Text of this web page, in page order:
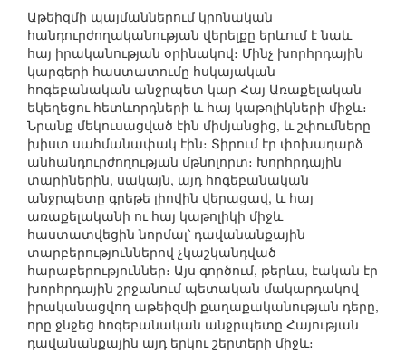
Աթեիզմի պայմաններում կրոնական
հանդուրժողականության վերելքը երևում է նաև
հայ իրականության օրինակով։ Մինչ խորհրդային
կարգերի հաստատումը հսկայական
հոգեբանական անջրպետ կար Հայ Առաքելական
եկեղեցու հետևորդների և հայ կաթոլիկների միջև։
Նրանք մեկուսացված էին միմյանցից, և շփումները
խիստ սահմանափակ էին։ Տիրում էր փոխադարձ
անհանդուրժողության մթնոլորտ։ Խորհրդային
տարիներին, սակայն, այդ հոգեբանական
անջրպետը գրեթե լիովին վերացավ, և հայ
առաքելականի ու հայ կաթոլիկի միջև
հաստատվեցին նորմալ՝ դավանանքային
տարբերություններով չկաշկանդված
հարաբերություններ։ Այս գործում, թերևս, էական էր
խորհրդային շրջանում պետական մակարդակով
իրականացվող աթեիզմի քաղաքականության դերը,
որը ջնջեց հոգեբանական անջրպետը Հայության
դավանանքային այդ երկու շերտերի միջև։